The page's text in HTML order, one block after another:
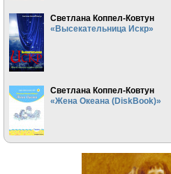
Светлана Коппел-Ковтун
«Высекательница Искр»
Светлана Коппел-Ковтун
«Жена Океана (DiskBook)»